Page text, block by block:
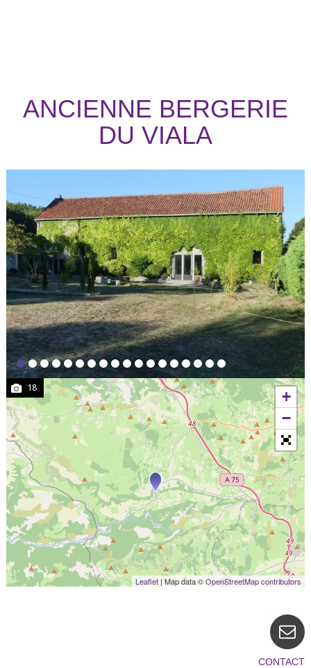
ANCIENNE BERGERIE
DU VIALA
18
+
−
Leaflet | Map data ©OpenStreetMap contributors
CONTACT